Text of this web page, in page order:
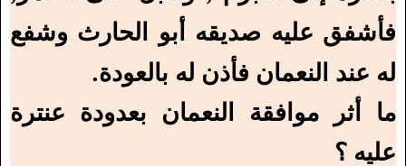
فأشفق عليه صديقه أبو الحارث وشفع
له عند النعمان فأذن له بالعودة.
ما أثر موافقة النعمان بعدودة عنترة
عليه ؟